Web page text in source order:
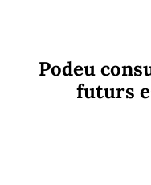
Podeu
futurs